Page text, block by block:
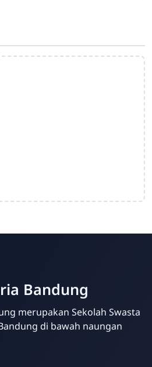
Kris Analia
Bandung
merupakan Sekolah Swasta
di bawah naungan